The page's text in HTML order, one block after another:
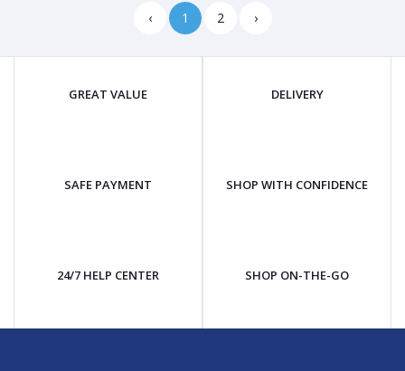
‹ 1 2 ›
GREAT VALUE DELIVERY
SAFE PAYMENT SHOP WITH CONFIDENCE
24/7 HELP CENTER SHOP ON-THE-GO